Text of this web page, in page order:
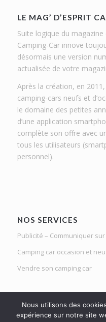
LE MAG’ D’ESPRIT
Suite logique du
Camping-Car innove
désormais une version
actualisée de votre
Après la création, en
camping-cars neufs et
le domaine des petites
d’une application
complète son offre avec
tous les utilisateurs
personnel).
NOS SERVICES
Publicité – Communiquer
Camping car occasion et
Vendre son camping car
Nous utilisons des
expérience sur notre site